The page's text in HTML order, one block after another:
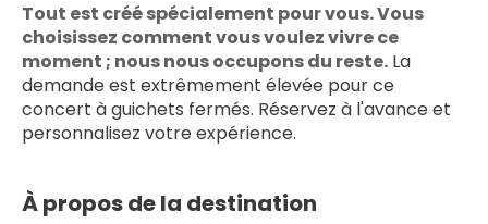
Tout est créé spécialement pour vous. Vous
choisissez comment vous voulez vivre ce
moment ; nous nous occupons du reste. La
demande est extrêmement élevée pour ce
concert à guichets fermés. Réservez à l'avance et
personnalisez votre expérience.
À propos de la destination